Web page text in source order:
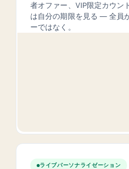
者オファー、VIP限定カウン
は自分の期限を見る — 全員
ーではなく。
ライブパーソナライゼーション